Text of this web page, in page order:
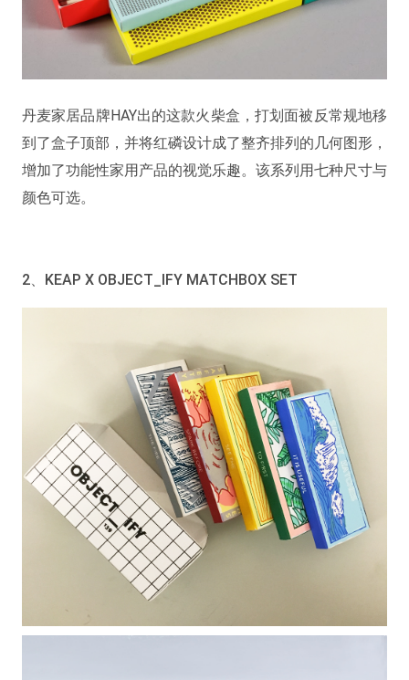
丹麦家居品牌HAY出的这款火柴盒，打划面被反常规地移
到了盒子顶部，并将红磷设计成了整齐排列的几何图形，
增加了功能性家用产品的视觉乐趣。该系列用七种尺寸与
颜色可选。
2、KEAP X OBJECT_IFY MATCHBOX SET